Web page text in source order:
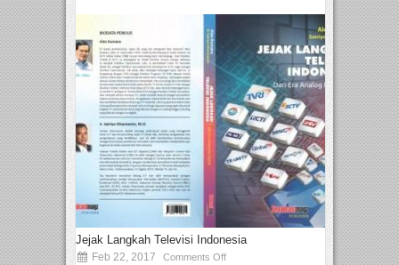
Jejak Langkah Televisi Indonesia
Feb 22, 2017 Comments Off